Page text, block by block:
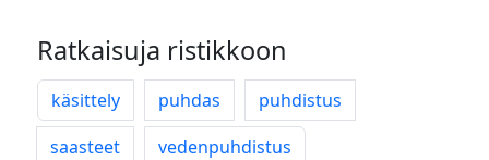
Ratkaisuja ristikkoon
käsittely puhdas
puhdistus
saasteet
vedenpuhdistus